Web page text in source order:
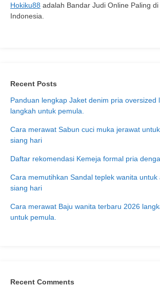
Hokiku88 adalah Bandar Judi Online Paling
Indonesia.
Recent Posts
Panduan lengkap Jaket denim pria oversized
langkah untuk pemula.
Cara merawat Sabun cuci muka jerawat
siang hari
Daftar rekomendasi Kemeja formal pria
Cara memutihkan Sandal teplek wanita
siang hari
Cara merawat Baju wanita terbaru 2026
untuk pemula.
Recent Comments